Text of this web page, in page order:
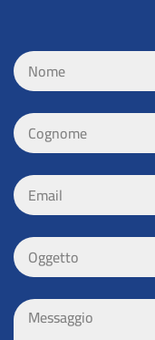
n
o
m
*
c
o
g
n
o
m
*
e
m
a
l
*
o
g
g
tm
e